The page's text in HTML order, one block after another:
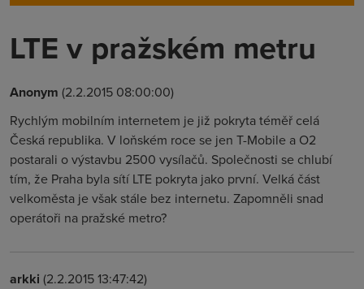
LTE v pražském metru
Anonym (2.2.2015 08:00:00)
Rychlým mobilním internetem je již pokryta téměř celá
Česká republika. V loňském roce se jen T-Mobile a O2
postarali o výstavbu 2500 vysílačů. Společnosti se chlubí
tím, že Praha byla sítí LTE pokryta jako první. Velká část
velkoměsta je však stále bez internetu. Zapomněli snad
operátoři na pražské metro?
arkki (2.2.2015 13:47:42)